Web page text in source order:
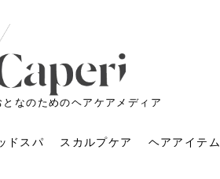
となのためのヘアケアメディア
ドスパ スカルプケア ヘアアイテム